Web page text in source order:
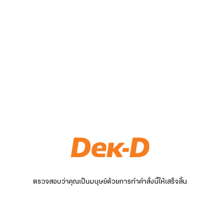
ตรวจสอบว่าคุณเป็นมนุษย์ด้วยการทำคำสั่งนี้ให้เสร็จสิ้น